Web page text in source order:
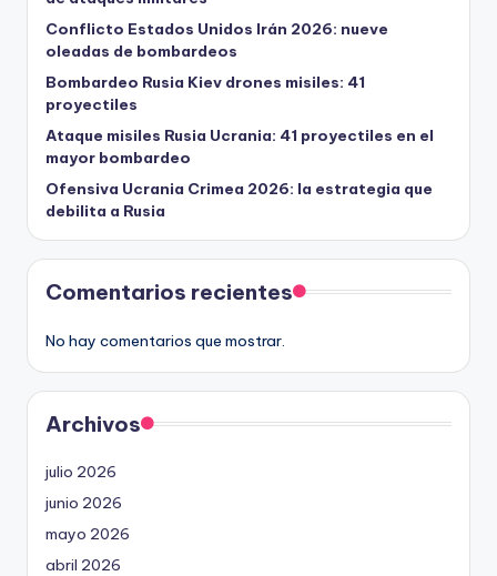
Conflicto Estados Unidos Irán 2026: nueve
oleadas de bombardeos
Bombardeo Rusia Kiev drones misiles: 41
proyectiles
Ataque misiles Rusia Ucrania: 41 proyectiles en el
mayor bombardeo
Ofensiva Ucrania Crimea 2026: la estrategia que
debilita a Rusia
Comentarios recientes
No hay comentarios que mostrar.
Archivos
julio 2026
junio 2026
mayo 2026
abril 2026